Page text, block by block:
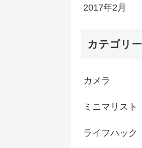
2017年2月
カテゴリー
カメラ
ミニマリスト
ライフハック